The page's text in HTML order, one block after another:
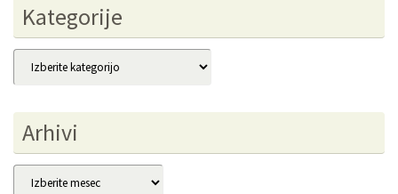
Kategorije
Kategorije
Arhivi
Arhivi